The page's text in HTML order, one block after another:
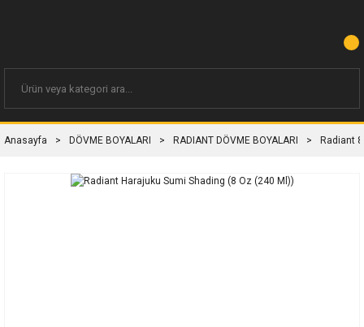
Anasayfa DÖVME BOYALARI RADIANT DÖVME BOYALARI Radiant